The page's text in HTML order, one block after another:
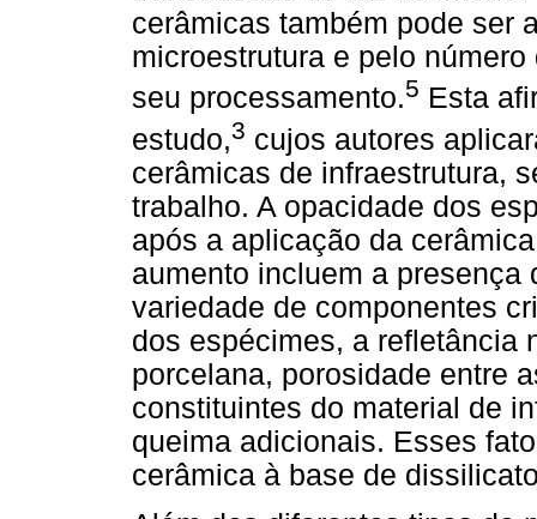
cerâmicas também pode ser
microestrutura e pelo
seu processamento.5 Esta
estudo,3 cujos autores
cerâmicas de infraestrutura,
trabalho. A opacidade dos
após a aplicação da
aumento incluem a presença
variedade de componentes
dos espécimes, a refletância
porcelana, porosidade entre
constituintes do material de
queima adicionais. Esses
cerâmica à base de